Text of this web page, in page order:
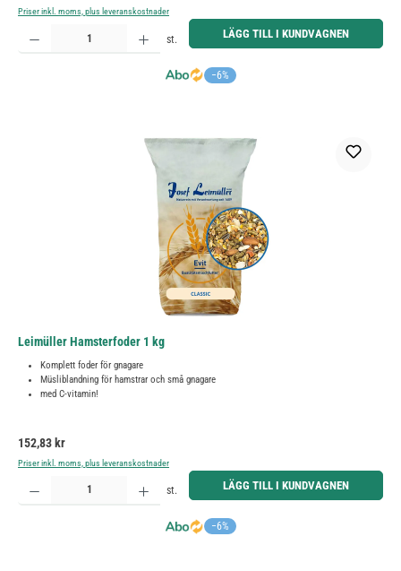
Priser inkl. moms, plus leveranskostnader
−6%
Produktkvantitet: Ange önskat belopp eller använd knapparna för att öka eller minska kvantiteten.
st. LÄGG TILL I KUNDVAGNEN
Leimüller Hamsterfoder 1 kg
Komplett foder för gnagare
Müsliblandning för hamstrar och små gnagare
med C-vitamin!
Ordinarie pris:
152,83 kr
Priser inkl. moms, plus leveranskostnader
−6%
Produktkvantitet: Ange önskat belopp eller använd knapparna för att öka eller minska kvantiteten.
st. LÄGG TILL I KUNDVAGNEN